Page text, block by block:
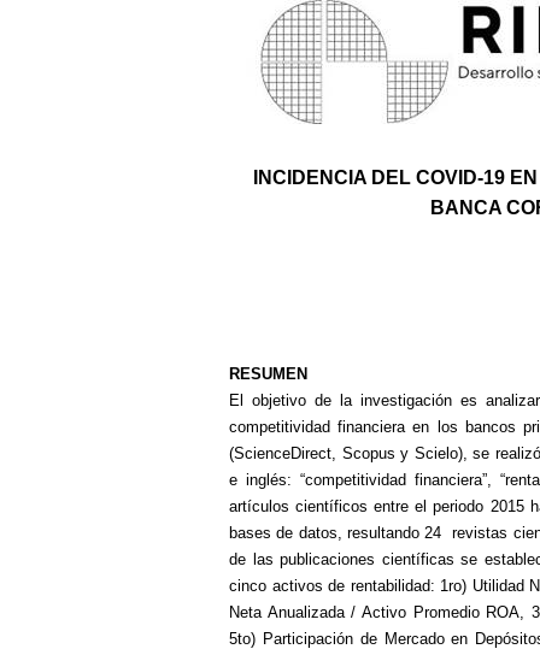
INCIDENCIA DEL COVID-19
BANCA
RESUMEN
El objetivo de la investigación es
competitividad financiera en los bancos
(ScienceDirect, Scopus y Scielo), se
e inglés: “competitividad financiera”,
artículos científicos entre el periodo 2015
bases de datos, resultando 24 revistas
de las publicaciones científicas se
cinco activos de rentabilidad: 1ro) Utilidad
Neta Anualizada / Activo Promedio ROA,
5to) Participación de Mercado en